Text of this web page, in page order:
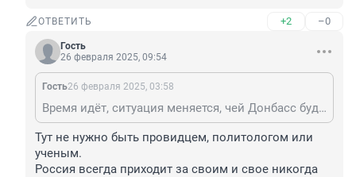
ОТВЕТИТЬ +2 –0
Гость
26 февраля 2025, 09:54
Гость26 февраля 2025, 03:58
Время идёт, ситуация меняется, чей Донбасс будет через 10 лет - не знает никто.
Тут не нужно быть провидцем, политологом или
ученым.
Россия всегда приходит за своим и свое никогда